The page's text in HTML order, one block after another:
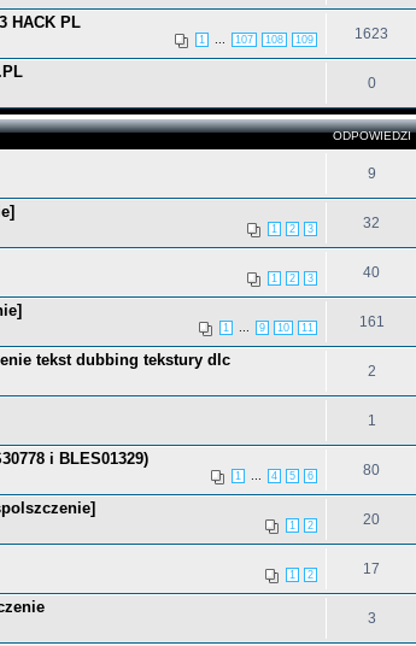
HACK PL
1 107 108 109 1623
0
ODPOWIEDZI
9
1 2 3 32
1 2 3 40
1 9 10 11 161
tekst dubbing tekstury dlc
2
1
i BLES01329)
1 4 5 6 80
1 2 20
1 2 17
3